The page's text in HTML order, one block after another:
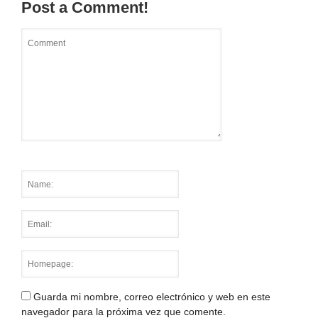
Post a Comment!
Guarda mi nombre, correo electrónico y web en este
navegador para la próxima vez que comente.